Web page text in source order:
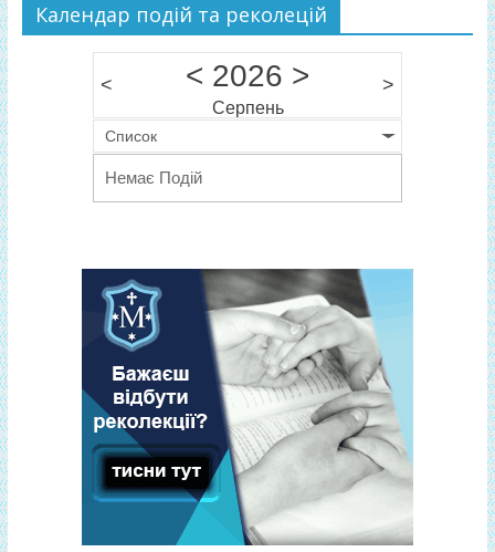
Календар подій та реколецій
< < 2026 >
Серпень
>
Список
Немає Подій